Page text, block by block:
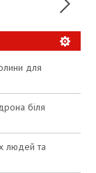
для
біля
людей та